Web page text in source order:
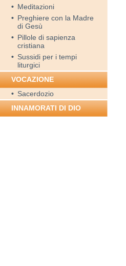
• Meditazioni
• Preghiere con la Madre
di Gesù
• Pillole di sapienza
cristiana
• Sussidi per i tempi
liturgici
VOCAZIONE
• Sacerdozio
INNAMORATI DI DIO